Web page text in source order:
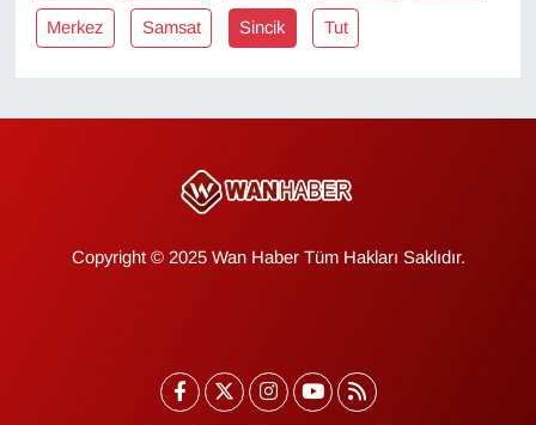
Merkez Samsat Sincik Tut
Copyright © 2025 Wan Haber Tüm Hakları Saklıdır.
Kadın
Kültür & Sanat
KURDÎ